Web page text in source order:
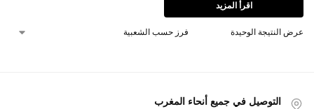
اقرأ المزيد
عرض النتيجة الوحيدة
التوصيل في جميع أنحاء المغرب